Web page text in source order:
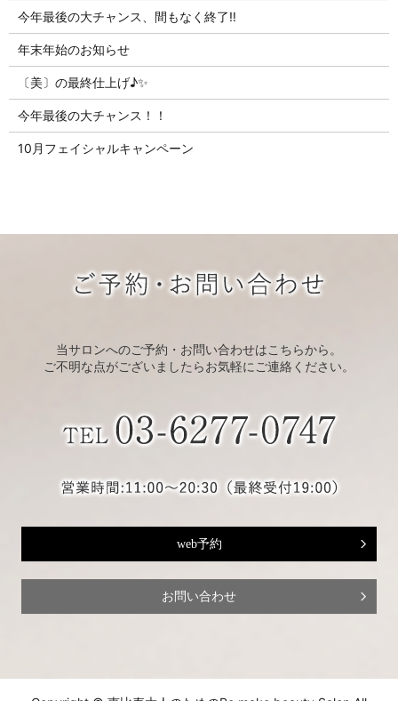
今年最後の大チャンス、間もなく終了‼
年末年始のお知らせ
〔美〕の最終仕上げ♪✨
今年最後の大チャンス！！
10月フェイシャルキャンペーン
当サロンへのご予約・お問い合わせはこちらから。
ご不明な点がございましたらお気軽にご連絡ください。
web予約
お問い合わせ